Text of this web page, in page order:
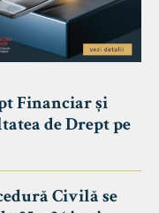
Financiar și
de Drept pe
Civilă se